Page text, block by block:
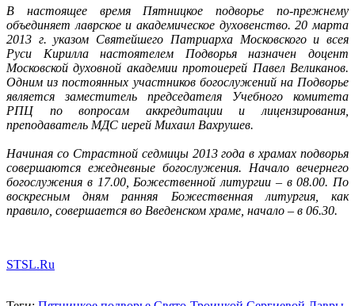
В настоящее время Пятницкое подворье по-прежнему
объединяет лаврское и академическое духовенство. 20 марта
2013 г. указом Святейшего Патриарха Московского и всея
Руси Кирилла настоятелем Подворья назначен доцент
Московской духовной академии протоиерей Павел Великанов.
Одним из постоянных участников богослужений на Подворье
является заместитель председателя Учебного комитета
РПЦ по вопросам аккредитации и лицензирования,
преподаватель МДС иерей Михаил Вахрушев.
Начиная со Страстной седмицы 2013 года в храмах подворья
совершаются ежедневные богослужения. Начало вечернего
богослужения в 17.00, Божественной литургии – в 08.00. По
воскресным дням ранняя Божественная литургия, как
правило, совершается во Введенском храме, начало – в 06.30.
STSL.Ru